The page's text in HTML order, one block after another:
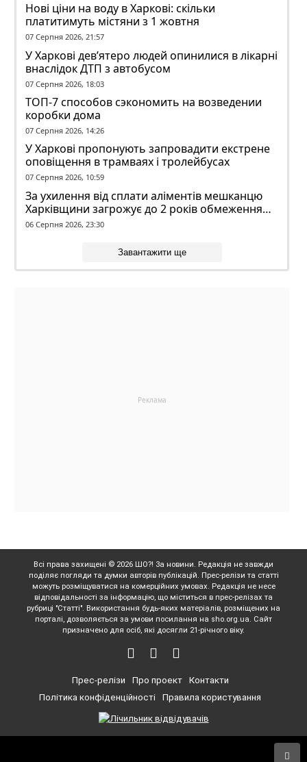
Нові ціни на воду в Харкові: скільки
платитимуть містяни з 1 жовтня
07 Серпня 2026, 21:57
У Харкові дев’ятеро людей опинилися в лікарні
внаслідок ДТП з автобусом
07 Серпня 2026, 18:03
ТОП-7 способов сэкономить на возведении
коробки дома
07 Серпня 2026, 14:26
У Харкові пропонують запровадити екстрене
оповіщення в трамваях і тролейбусах
07 Серпня 2026, 10:59
За ухилення від сплати аліментів мешканцю
Харківщини загрожує до 2 років обмеження
волі
06 Серпня 2026, 23:30
Завантажити ще
Всі права захищені © 2026 ШО?! За новини. Редакція не завжди
поділяє погляди та думки авторів публікацій. Прес-релізи та статті
можуть розміщуватися на комерційних умовах. Редакція не несе
відповідальності за інформацію, що міститься в прес-релізах та
рубриці "Статті". Використання будь-яких матеріалів, розміщених на
порталі, дозволяється за умови посилання на sho.org.ua. Сайт
призначено для осіб, які досягли 21-річного віку.
Прес-релізи Про проект
Контакти
Політика конфіденційності
Правила користування